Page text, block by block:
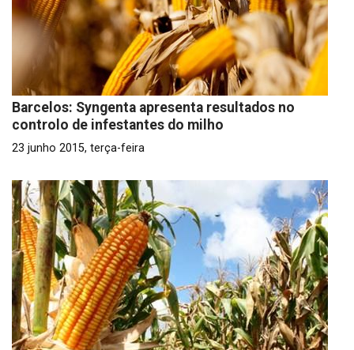
Barcelos: Syngenta apresenta resultados no
controlo de infestantes do milho
23 junho 2015, terça-feira